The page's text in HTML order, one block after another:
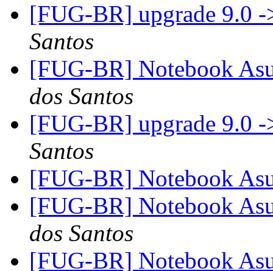
[FUG-BR] upgrade 9.0
Santos
[FUG-BR] Notebook
dos Santos
[FUG-BR] upgrade 9.0
Santos
[FUG-BR] Notebook
[FUG-BR] Notebook
dos Santos
[FUG-BR] Notebook